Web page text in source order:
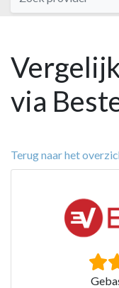
via
Terug naar het